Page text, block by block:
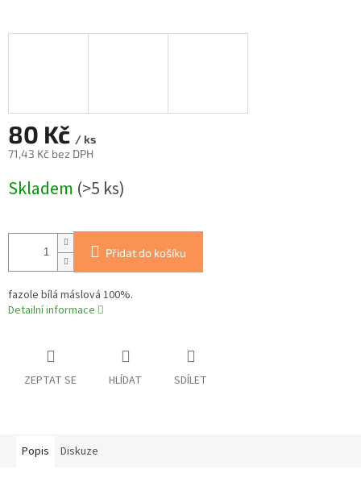
80 Kč / ks
71,43 Kč bez DPH
cena:
Skladem (>5 ks)
Přidat do košíku
fazole bílá máslová 100%.
Detailní informace
ZEPTAT SE HLÍDAT SDÍLET
Popis Diskuze